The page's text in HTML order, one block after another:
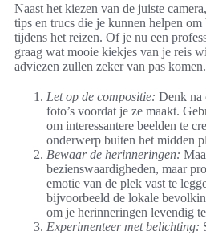
Naast het kiezen van de juiste
tips en trucs die je kunnen helpen om
tijdens het reizen. Of je nu een
graag wat mooie kiekjes van je reis
adviezen zullen zeker van pas komen.
Let op de compositie: Denk na
foto’s voordat je ze maakt.
om interessantere beelden te
onderwerp buiten het midden
Bewaar de herinneringen:
bezienswaardigheden, maar
emotie van de plek vast te
bijvoorbeeld de lokale
om je herinneringen levendig
Experimenteer met belichting: